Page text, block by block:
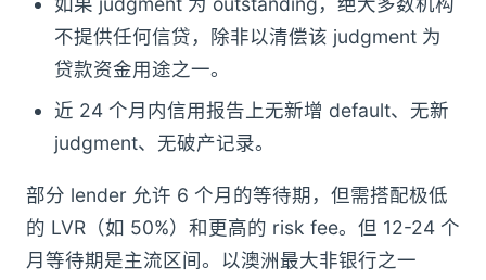
不提供任何信贷，除非以清偿该 judgment 为
贷款资金用途之一。
近 24 个月内信用报告上无新增 default、无新
judgment、无破产记录。
部分 lender 允许 6 个月的等待期，但需搭配极低
的 LVR（如 50%）和更高的 risk fee。但 12-24 个
月等待期是主流区间。以澳洲最大非银行之一